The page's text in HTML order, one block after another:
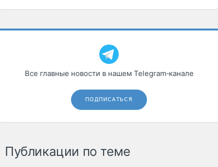
Все главные новости в нашем Telegram‑канале
ПОДПИСАТЬСЯ
Публикации по теме